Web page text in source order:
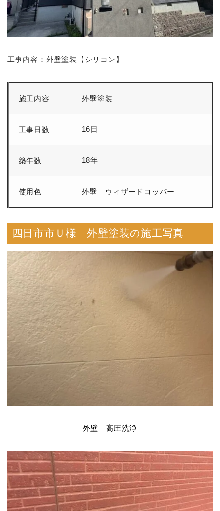
工事内容：外壁塗装【シリコン】
施工内容 外壁塗装
工事日数 16日
築年数 18年
使用色 外壁 ウィザードコッパー
四日市市Ｕ様 外壁塗装の施工写真
外壁 高圧洗浄